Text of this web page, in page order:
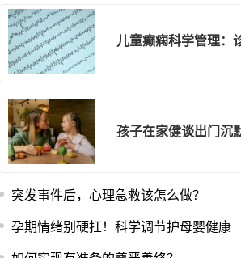
儿童癫痫科学管理：
孩子在家健谈出门沉
突发事件后，心理急救该怎么做？
孕期情绪别硬扛！科学调节护母婴健康